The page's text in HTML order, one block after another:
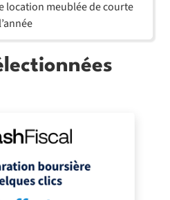
location meublée de courte